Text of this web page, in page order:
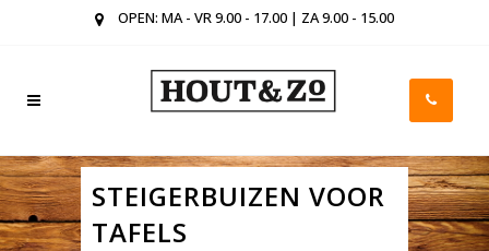
OPEN: MA - VR 9.00 - 17.00 | ZA 9.00 - 15.00
STEIGERBUIZEN VOOR
TAFELS